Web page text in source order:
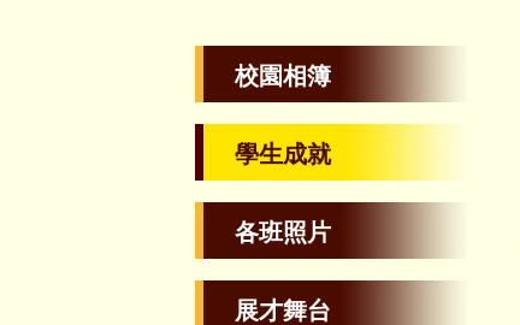
校園相簿
學生成就
各班照片
展才舞台